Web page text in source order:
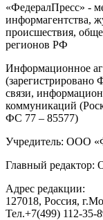
«ФедералПресс» -
информагентства,
происшествия,
регионов РФ
Информационное
(зарегистрировано
связи,
коммуникаций
ФС 77 – 85577)
Учредитель: ООО
Главный редактор:
Адрес редакции:
127018, Россия,
Тел.+7(499) 112-35-